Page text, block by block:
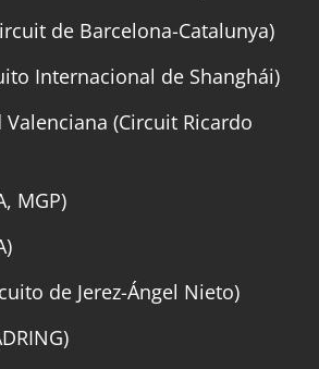
de Barcelona-Catalunya)
Internacional de Shanghái)
Valenciana (Circuit Ricardo
MGP)
de Jerez-Ángel Nieto)